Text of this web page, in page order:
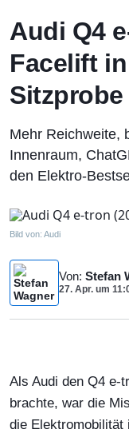
Audi Q4
Facelift
Sitzprobe
Mehr Reichweite,
Innenraum,
den Elektro-
Bild von: Audi
Von: Stefan
27. Apr. um
Als Audi den Q4 e-
brachte, war die
die Elektromobilität